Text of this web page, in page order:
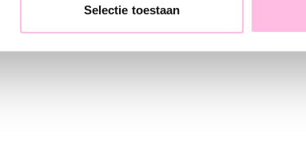
Selectie toestaan